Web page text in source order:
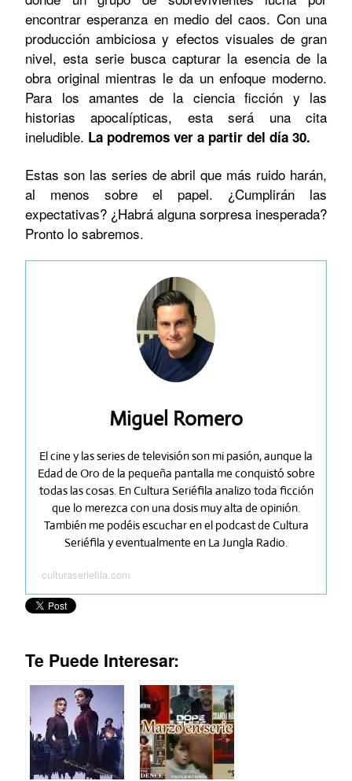
encontrar esperanza en medio del caos. Con una
producción ambiciosa y efectos visuales de gran
nivel, esta serie busca capturar la esencia de la
obra original mientras le da un enfoque moderno.
Para los amantes de la ciencia ficción y las
historias apocalípticas, esta será una cita
ineludible. La podremos ver a partir del día 30.
Estas son las series de abril que más ruido harán,
al menos sobre el papel. ¿Cumplirán las
expectativas? ¿Habrá alguna sorpresa inesperada?
Pronto lo sabremos.
Miguel Romero
El cine y las series de televisión son mi pasión, aunque la
Edad de Oro de la pequeña pantalla me conquistó sobre
todas las cosas. En Cultura Seriéfila analizo toda ficción
que lo merezca con una dosis muy alta de opinión.
También me podéis escuchar en el podcast de Cultura
Seriéfila y eventualmente en La Jungla Radio.
culturaseriefila.com
Te Puede Interesar: